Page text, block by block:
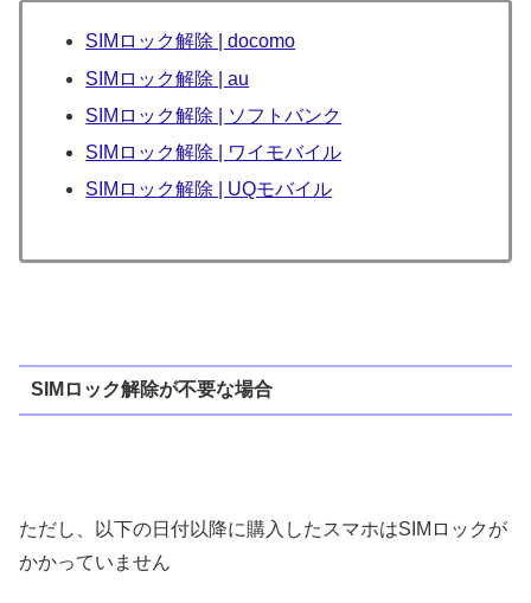
SIMロック解除 | docomo
SIMロック解除 | au
SIMロック解除 | ソフトバンク
SIMロック解除 | ワイモバイル
SIMロック解除 | UQモバイル
SIMロック解除が不要な場合
ただし、以下の日付以降に購入したスマホはSIMロックが
かかっていません